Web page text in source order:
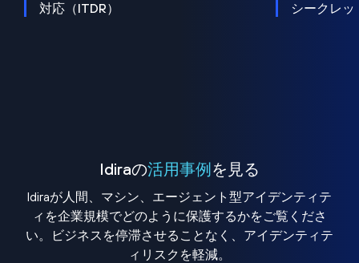
対応（ITDR）
シークレッ
Idiraの活用事例を見る
Idiraが人間、マシン、エージェント型アイデンティテ
ィを企業規模でどのように保護するかをご覧くださ
い。ビジネスを停滞させることなく、アイデンティテ
ィリスクを軽減。